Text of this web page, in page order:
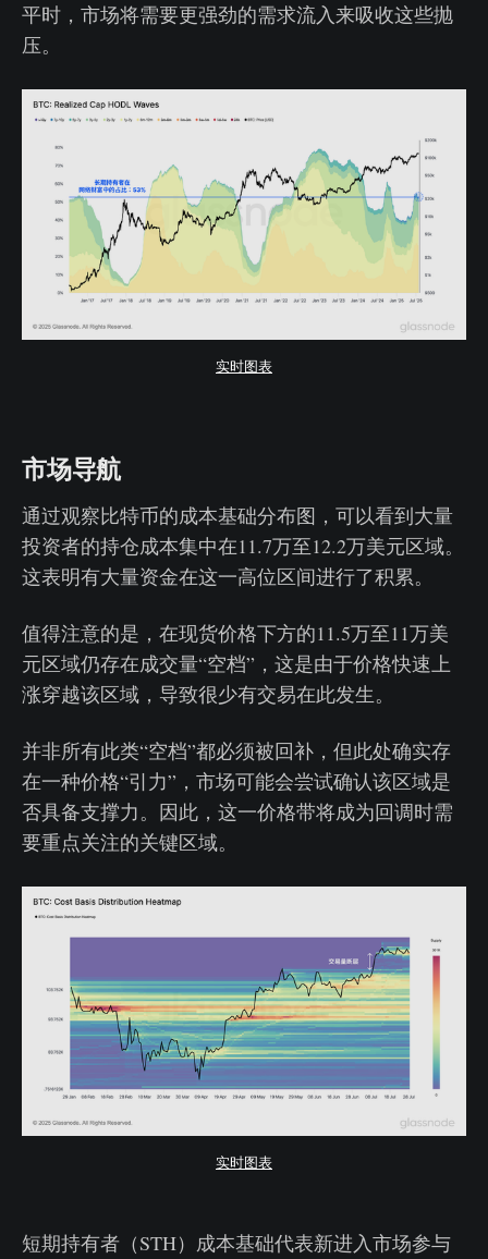
平时，市场将需要更强劲的需求流入来吸收这些抛
压。
实时图表
市场导航
通过观察比特币的成本基础分布图，可以看到大量
投资者的持仓成本集中在11.7万至12.2万美元区域。
这表明有大量资金在这一高位区间进行了积累。
值得注意的是，在现货价格下方的11.5万至11万美
元区域仍存在成交量“空档”，这是由于价格快速上
涨穿越该区域，导致很少有交易在此发生。
并非所有此类“空档”都必须被回补，但此处确实存
在一种价格“引力”，市场可能会尝试确认该区域是
否具备支撑力。因此，这一价格带将成为回调时需
要重点关注的关键区域。
实时图表
短期持有者（STH）成本基础代表新进入市场参与